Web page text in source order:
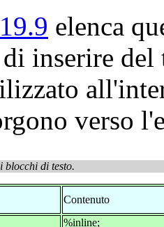
elenca
inserire
verso
blocchi di testo.
Contenuto
%inline;